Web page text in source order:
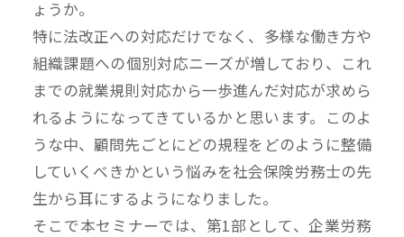
ょうか。
特に法改正への対応だけでなく、多様な働き方や
組織課題への個別対応ニーズが増しており、これ
までの就業規則対応から一歩進んだ対応が求めら
れるようになってきているかと思います。このよ
うな中、顧問先ごとにどの規程をどのように整備
していくべきかという悩みを社会保険労務士の先
生から耳にするようになりました。
そこで本セミナーでは、第1部として、企業労務